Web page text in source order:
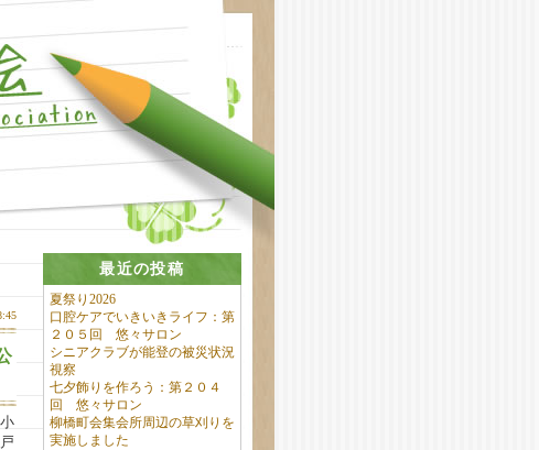
最近の投稿
夏祭り2026
口腔ケアでいきいきライフ：第
２０５回 悠々サロン
シニアクラブが能登の被災状況
視察
七夕飾りを作ろう：第２０４
回 悠々サロン
柳橋町会集会所周辺の草刈りを
実施しました